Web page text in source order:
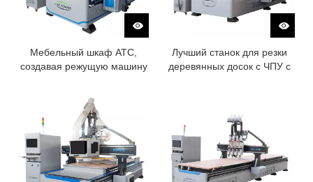
Мебельный шкаф ATC,
создавая режущую машину
Лучший станок для резки
деревянных досок с ЧПУ с